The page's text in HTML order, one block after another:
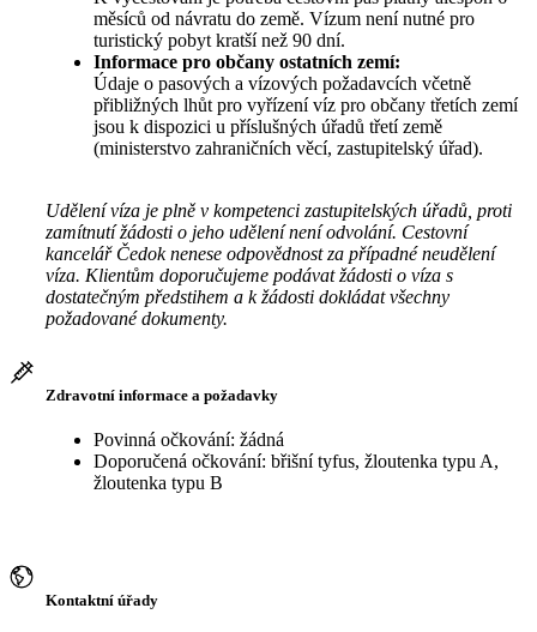
měsíců od návratu do země. Vízum není nutné pro
turistický pobyt kratší než 90 dní.
Informace pro občany ostatních zemí:
Údaje o pasových a vízových požadavcích včetně
přibližných lhůt pro vyřízení víz pro občany třetích zemí
jsou k dispozici u příslušných úřadů třetí země
(ministerstvo zahraničních věcí, zastupitelský úřad).
Udělení víza je plně v kompetenci zastupitelských úřadů, proti
zamítnutí žádosti o jeho udělení není odvolání. Cestovní
kancelář Čedok nenese odpovědnost za případné neudělení
víza. Klientům doporučujeme podávat žádosti o víza s
dostatečným předstihem a k žádosti dokládat všechny
požadované dokumenty.
Zdravotní informace a požadavky
Povinná očkování: žádná
Doporučená očkování: břišní tyfus, žloutenka typu A,
žloutenka typu B
Kontaktní úřady